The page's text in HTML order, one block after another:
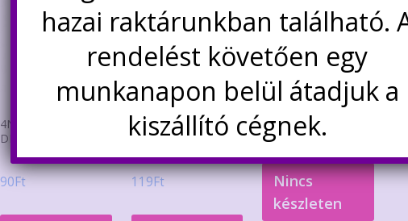
4N25 optocsatoló
DIP-6 tokban
90Ft
MOC3063 optotriak
DIP-6 tokban
119Ft
4N25 optocsatoló
SO-6 tokban
90 Ft
Nincs
készleten
hazai raktárunkban található.
rendelést követően egy
munkanapon belül átadjuk a
kiszállító cégnek.